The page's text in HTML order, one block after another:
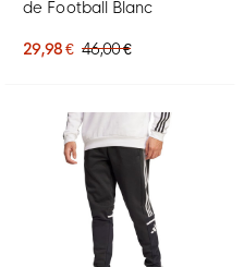
de Football Blanc
29,98 € 46,00 €